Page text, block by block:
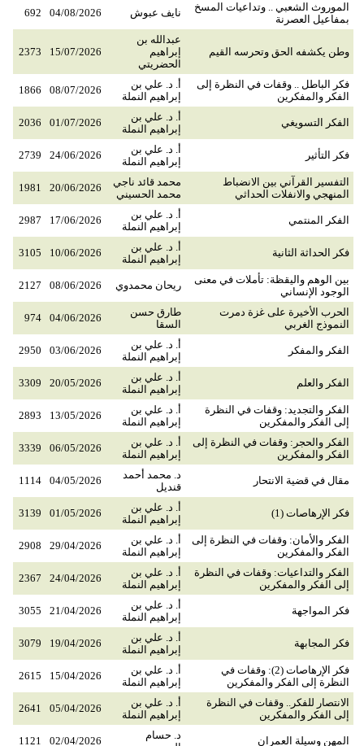
الموروث الشعبي .. وتداعيات المسخ
بمفاعيل العصرنة
نايف عبوش 04/08/2026
692
وطن يكشفه الحق وتحرسه القيم
عبدالله بن
إبراهيم
الحضريتي
15/07/2026
2373
فكر الباطل .. وقفات في النظرة إلى
الفكر والمفكرين
أ. د. علي بن
إبراهيم النملة
08/07/2026
1866
الفكر التسويغي
أ. د. علي بن
إبراهيم النملة
01/07/2026
2036
فكر التأثير
أ. د. علي بن
إبراهيم النملة
24/06/2026
2739
التفسير القرآني بين الانضباط
المنهجي والانفلات الحداثي
محمد قائد ناجي
محمد الحسيني
20/06/2026
1981
الفكر المنتمي
أ. د. علي بن
إبراهيم النملة
17/06/2026
2987
فكر الحداثة الثانية
أ. د. علي بن
إبراهيم النملة
10/06/2026
3105
بين الوهم واليقظة: تأملات في معنى
الوجود الإنساني
ريحان محمدوي 08/06/2026
2127
الحرب الأخيرة على غزة دمرت
النموذج الغربي
طارق حسن
السقا
04/06/2026
974
الفكر والمفكر
أ. د. علي بن
إبراهيم النملة
03/06/2026
2950
الفكر والعلم
أ. د. علي بن
إبراهيم النملة
20/05/2026
3309
الفكر والتجديد: وقفات في النظرة
إلى الفكر والمفكرين
أ. د. علي بن
إبراهيم النملة
13/05/2026
2893
الفكر والحجر: وقفات في النظرة إلى
الفكر والمفكرين
أ. د. علي بن
إبراهيم النملة
06/05/2026
3339
مقال في قضية الانتحار
د. محمد أحمد
قنديل
04/05/2026
1114
فكر الإرهاصات (1)
أ. د. علي بن
إبراهيم النملة
01/05/2026
3139
الفكر والأمان: وقفات في النظرة إلى
الفكر والمفكرين
أ. د. علي بن
إبراهيم النملة
29/04/2026
2908
الفكر والتداعيات: وقفات في النظرة
إلى الفكر والمفكرين
أ. د. علي بن
إبراهيم النملة
24/04/2026
2367
فكر المواجهة
أ. د. علي بن
إبراهيم النملة
21/04/2026
3055
فكر المجابهة
أ. د. علي بن
إبراهيم النملة
19/04/2026
3079
فكر الإرهاصات (2): وقفات في
النظرة إلى الفكر والمفكرين
أ. د. علي بن
إبراهيم النملة
15/04/2026
2615
الانتصار للفكر.. وقفات في النظرة
إلى الفكر والمفكرين
أ. د. علي بن
إبراهيم النملة
05/04/2026
2641
المهن وسيلة العمران
د. حسام
02/04/2026
1121